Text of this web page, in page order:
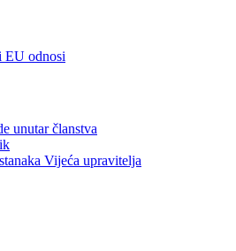
EU odnosi
unutar članstva
Vijeća upravitelja